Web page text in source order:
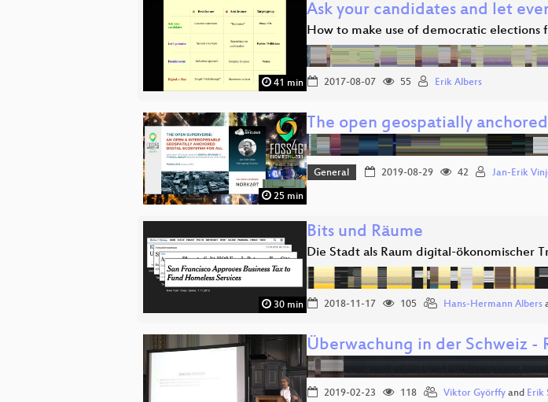
41 min
Ask your candidates and let
How to make use of democratic elections
2017-08-07 55 Erik Albers
25 min
The open geospatially
General 2019-08-29 42 Jan-Erik
30 min
Bits und Räume
Die Stadt als Raum digital-ökonomischer
2018-11-17 105 Hans-Hermann Albers
Überwachung in der Schweiz -
2019-02-23 118 Viktor Györffy and Erik